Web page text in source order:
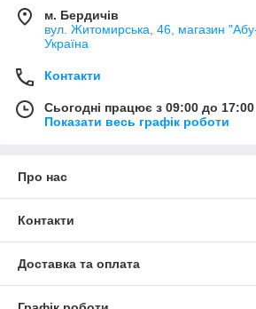
м. Бердичів
вул. Житомирська, 46, магазин
Україна
Контакти
Сьогодні працює з 09:00 до 17:00
Показати весь графік роботи
Про нас
Контакти
Доставка та оплата